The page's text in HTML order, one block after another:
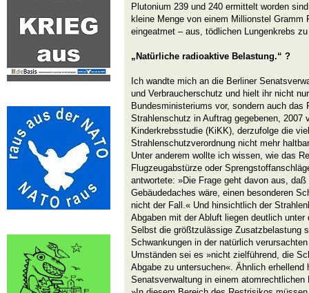
Plutonium 239 und 240 ermittelt worden
kleine Menge von einem Millionstel Gramm
eingeatmet – aus, tödlichen Lungenkrebs
„Natürliche radioaktive Belastung.“ ?
Ich wandte mich an die Berliner
und Verbraucherschutz und hielt ihr nicht
Bundesministeriums vor, sondern auch
Strahlenschutz in Auftrag gegebenen, 2007
Kinderkrebsstudie (KiKK), derzufolge die
Strahlenschutzverordnung nicht mehr
Unter anderem wollte ich wissen, wie das
Flugzeugabstürze oder
antwortete: »Die Frage geht davon aus,
Gebäudedaches wäre, einen besonderen
nicht der Fall.« Und hinsichtlich der
Abgaben mit der Abluft liegen deutlich unter
Selbst die größtzulässige Zusatzbelastung
Schwankungen in der natürlich
Umständen sei es »nicht zielführend, die
Abgabe zu untersuchen«. Ähnlich erhellend
Senatsverwaltung in einem atomrechtlichen